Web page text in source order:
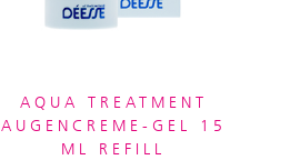
AQUA TREATMENT
AUGENCREME-GEL 15
ML REFILL